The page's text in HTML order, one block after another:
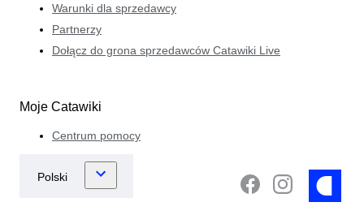
Warunki dla sprzedawcy
Partnerzy
Dołącz do grona sprzedawców Catawiki Live
Moje Catawiki
Centrum pomocy